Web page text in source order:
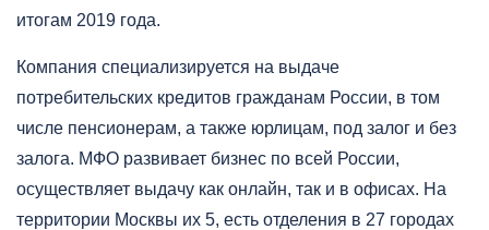
итогам 2019 года.
Компания специализируется на выдаче
потребительских кредитов гражданам России, в том
числе пенсионерам, а также юрлицам, под залог и без
залога. МФО развивает бизнес по всей России,
осуществляет выдачу как онлайн, так и в офисах. На
территории Москвы их 5, есть отделения в 27 городах